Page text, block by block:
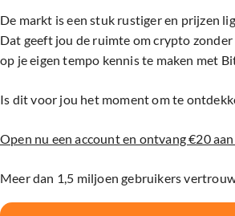
De markt is een stuk rustiger en prijzen
Dat geeft jou de ruimte om crypto
op je eigen tempo kennis te maken met
Is dit voor jou het moment om te
Open nu een account en ontvang €20
Meer dan 1,5 miljoen gebruikers